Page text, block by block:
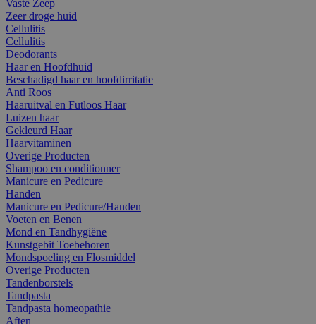
Vaste Zeep
Zeer droge huid
Cellulitis
Cellulitis
Deodorants
Haar en Hoofdhuid
Beschadigd haar en hoofdirritatie
Anti Roos
Haaruitval en Futloos Haar
Luizen haar
Gekleurd Haar
Haarvitaminen
Overige Producten
Shampoo en conditionner
Manicure en Pedicure
Handen
Manicure en Pedicure/Handen
Voeten en Benen
Mond en Tandhygiëne
Kunstgebit Toebehoren
Mondspoeling en Flosmiddel
Overige Producten
Tandenborstels
Tandpasta
Tandpasta homeopathie
Aften